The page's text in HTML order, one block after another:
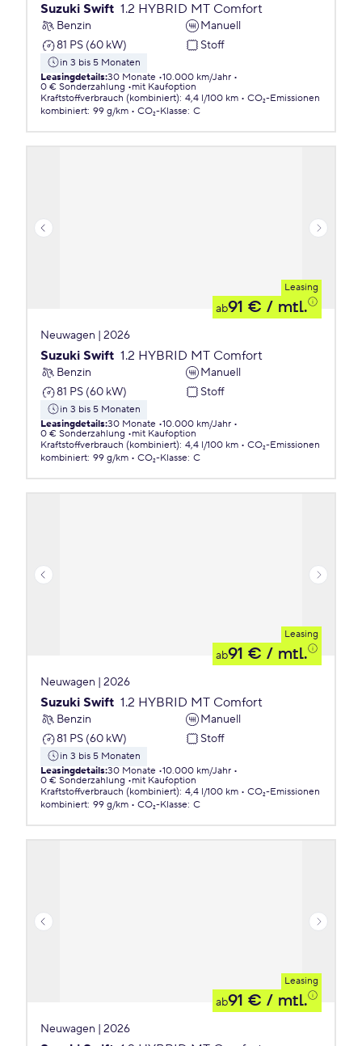
Suzuki Swift 1.2 HYBRID MT Comfort
Benzin
Manuell
81 PS (60 kW)
Stoff
in 3 bis 5 Monaten
Leasingdetails:30 Monate 10.000 km/Jahr
0 € Sonderzahlung
mit Kaufoption
Kraftstoffverbrauch (kombiniert): 4,4 l/100 km
CO₂-Emissionen
kombiniert: 99 g/km CO₂-Klasse: C
Leasing
ab91 € / mtl.
Neuwagen | 2026
Suzuki Swift 1.2 HYBRID MT Comfort
Benzin
Manuell
81 PS (60 kW)
Stoff
in 3 bis 5 Monaten
Leasingdetails:30 Monate 10.000 km/Jahr
0 € Sonderzahlung
mit Kaufoption
Kraftstoffverbrauch (kombiniert): 4,4 l/100 km
CO₂-Emissionen
kombiniert: 99 g/km CO₂-Klasse: C
Leasing
ab91 € / mtl.
Neuwagen | 2026
Suzuki Swift 1.2 HYBRID MT Comfort
Benzin
Manuell
81 PS (60 kW)
Stoff
in 3 bis 5 Monaten
Leasingdetails:30 Monate 10.000 km/Jahr
0 € Sonderzahlung
mit Kaufoption
Kraftstoffverbrauch (kombiniert): 4,4 l/100 km
CO₂-Emissionen
kombiniert: 99 g/km CO₂-Klasse: C
Leasing
ab91 € / mtl.
Neuwagen | 2026